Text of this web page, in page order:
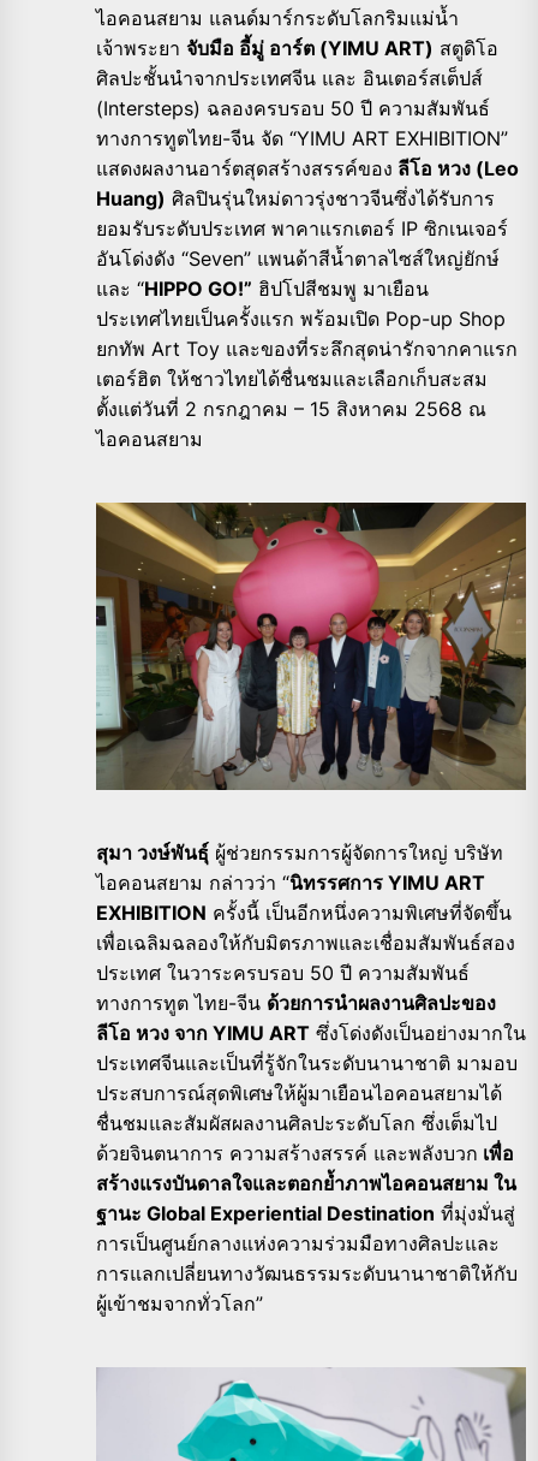
ไอคอนสยาม แลนด์มาร์กระดับโลกริมแม่น้ำ
เจ้าพระยา จับมือ อี้มู่ อาร์ต (YIMU ART) สตูดิโอ
ศิลปะชั้นนำจากประเทศจีน และ อินเตอร์สเต็ปส์
(Intersteps) ฉลองครบรอบ 50 ปี ความสัมพันธ์
ทางการทูตไทย-จีน จัด “YIMU ART EXHIBITION”
แสดงผลงานอาร์ตสุดสร้างสรรค์ของ ลีโอ หวง (Leo
Huang) ศิลปินรุ่นใหม่ดาวรุ่งชาวจีนซึ่งได้รับการ
ยอมรับระดับประเทศ พาคาแรกเตอร์ IP ซิกเนเจอร์
อันโด่งดัง “Seven” แพนด้าสีน้ำตาลไซส์ใหญ่ยักษ์
และ “HIPPO GO!” ฮิปโปสีชมพู มาเยือน
ประเทศไทยเป็นครั้งแรก พร้อมเปิด Pop-up Shop
ยกทัพ Art Toy และของที่ระลึกสุดน่ารักจากคาแรก
เตอร์ฮิต ให้ชาวไทยได้ชื่นชมและเลือกเก็บสะสม
ตั้งแต่วันที่ 2 กรกฎาคม – 15 สิงหาคม 2568 ณ
ไอคอนสยาม
สุมา วงษ์พันธุ์ ผู้ช่วยกรรมการผู้จัดการใหญ่ บริษัท
ไอคอนสยาม กล่าวว่า “นิทรรศการ YIMU ART
EXHIBITION ครั้งนี้ เป็นอีกหนึ่งความพิเศษที่จัดขึ้น
เพื่อเฉลิมฉลองให้กับมิตรภาพและเชื่อมสัมพันธ์สอง
ประเทศ ในวาระครบรอบ 50 ปี ความสัมพันธ์
ทางการทูต ไทย-จีน ด้วยการนำผลงานศิลปะของ
ลีโอ หวง จาก YIMU ART ซึ่งโด่งดังเป็นอย่างมากใน
ประเทศจีนและเป็นที่รู้จักในระดับนานาชาติ มามอบ
ประสบการณ์สุดพิเศษให้ผู้มาเยือนไอคอนสยามได้
ชื่นชมและสัมผัสผลงานศิลปะระดับโลก ซึ่งเต็มไป
ด้วยจินตนาการ ความสร้างสรรค์ และพลังบวก เพื่อ
สร้างแรงบันดาลใจและตอกย้ำภาพไอคอนสยาม ใน
ฐานะ Global Experiential Destination ที่มุ่งมั่นสู่
การเป็นศูนย์กลางแห่งความร่วมมือทางศิลปะและ
การแลกเปลี่ยนทางวัฒนธรรมระดับนานาชาติให้กับ
ผู้เข้าชมจากทั่วโลก”